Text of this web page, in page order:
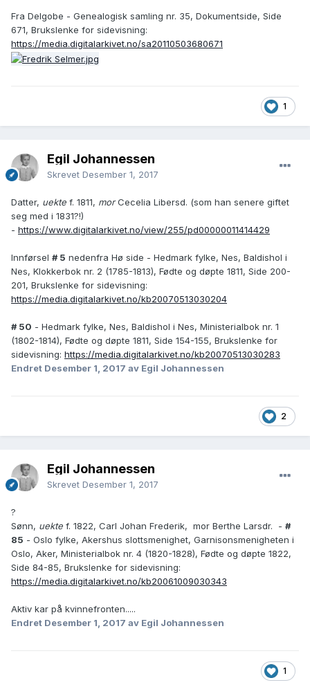
Fra Delgobe - Genealogisk samling nr. 35, Dokumentside, Side
671, Brukslenke for sidevisning:
https://media.digitalarkivet.no/sa20110503680671
1
Egil Johannessen
Skrevet Desember 1, 2017
Datter, uekte f. 1811, morCecelia Libersd. (som han senere giftet
seg med i 1831?!)
- https://www.digitalarkivet.no/view/255/pd00000011414429
Innførsel # 5 nedenfra Hø side - Hedmark fylke, Nes, Baldishol i
Nes, Klokkerbok nr. 2 (1785-1813), Fødte og døpte 1811, Side 200-
201, Brukslenke for sidevisning:
https://media.digitalarkivet.no/kb20070513030204
# 50 - Hedmark fylke, Nes, Baldishol i Nes, Ministerialbok nr. 1
(1802-1814), Fødte og døpte 1811, Side 154-155, Brukslenke for
sidevisning: https://media.digitalarkivet.no/kb20070513030283
Endret Desember 1, 2017 av Egil Johannessen
2
Egil Johannessen
Skrevet Desember 1, 2017
?
Sønn, uekte f. 1822, Carl Johan Frederik, mor Berthe Larsdr. - #
85 - Oslo fylke, Akershus slottsmenighet, Garnisonsmenigheten i
Oslo, Aker, Ministerialbok nr. 4 (1820-1828), Fødte og døpte 1822,
Side 84-85, Brukslenke for sidevisning:
https://media.digitalarkivet.no/kb20061009030343
Aktiv kar på kvinnefronten.....
Endret Desember 1, 2017 av Egil Johannessen
1